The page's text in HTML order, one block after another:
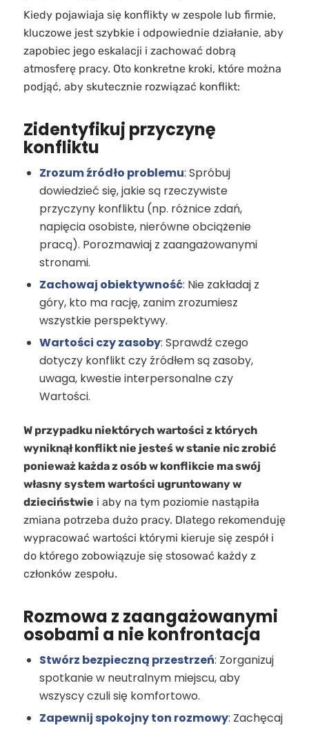
Kiedy pojawiaja się konflikty w zespole lub firmie,
kluczowe jest szybkie i odpowiednie działanie, aby
zapobiec jego eskalacji i zachować dobrą
atmosferę pracy. Oto konkretne kroki, które można
podjąć, aby skutecznie rozwiązać konflikt:
Zidentyfikuj przyczynę
konfliktu
Zrozum źródło problemu: Spróbuj
dowiedzieć się, jakie są rzeczywiste
przyczyny konfliktu (np. różnice zdań,
napięcia osobiste, nierówne obciążenie
pracą). Porozmawiaj z zaangażowanymi
stronami.
Zachowaj obiektywność: Nie zakładaj z
góry, kto ma rację, zanim zrozumiesz
wszystkie perspektywy.
Wartości czy zasoby: Sprawdź czego
dotyczy konflikt czy źródłem są zasoby,
uwaga, kwestie interpersonalne czy
Wartości.
W przypadku niektórych wartości z których
wyniknął konflikt nie jesteś w stanie nic zrobić
ponieważ każda z osób w konflikcie ma swój
własny system wartości ugruntowany w
dzieciństwie i aby na tym poziomie nastąpiła
zmiana potrzeba dużo pracy. Dlatego rekomenduję
wypracować wartości którymi kieruje się zespół i
do którego zobowiązuje się stosować każdy z
członków zespołu.
Rozmowa z zaangażowanymi
osobami a nie konfrontacja
Stwórz bezpieczną przestrzeń: Zorganizuj
spotkanie w neutralnym miejscu, aby
wszyscy czuli się komfortowo.
Zapewnij spokojny ton rozmowy: Zachęcaj